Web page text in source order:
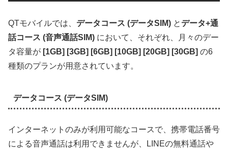
QTモバイルでは、 データコース (データSIM) と データ+通
話コース (音声通話SIM) において、それぞれ、月々のデー
タ容量が [1GB] [3GB] [6GB] [10GB] [20GB] [30GB] の6
種類のプランが用意されています。
データコース (データSIM)
インターネットのみが利用可能なコースで、携帯電話番号
による音声通話は利用できませんが、LINEの無料通話や